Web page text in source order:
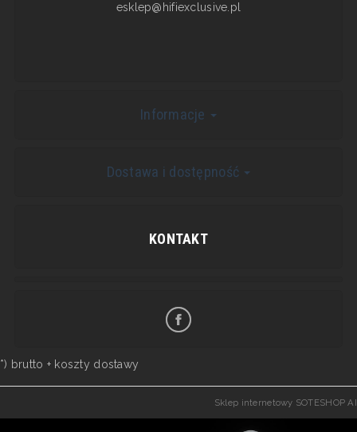
esklep@hifiexclusive.pl
Informacje
Dostawa i dostępność
KONTAKT
*) brutto + koszty dostawy
Sklep internetowy SOTESHOP AI